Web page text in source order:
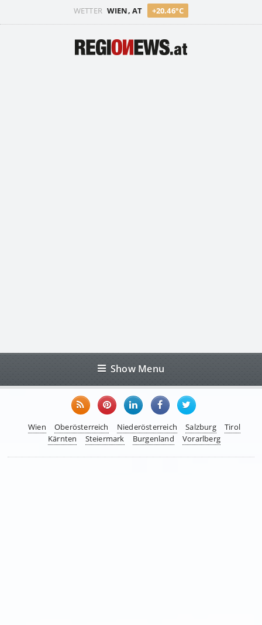
WETTER WIEN, AT +20.46°C
Show Menu
Wien Oberösterreich Niederösterreich Salzburg
Tirol
Kärnten
Steiermark Burgenland Vorarlberg